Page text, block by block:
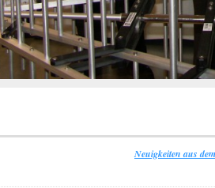
Neuigkeiten aus